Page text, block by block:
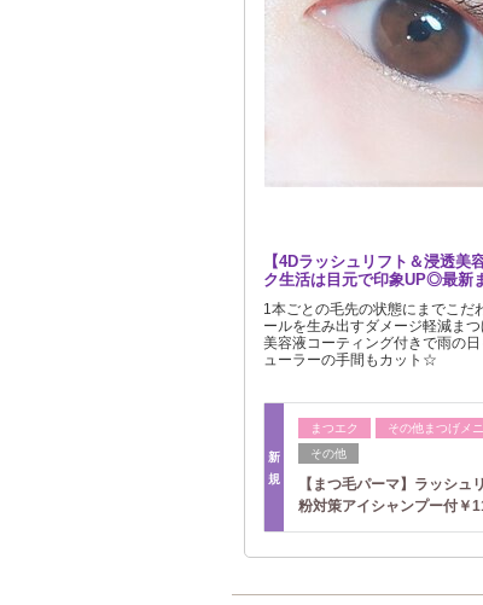
【4Dラッシュリフト＆浸透美
ク生活は目元で印象UP◎最新
1本ごとの毛先の状態にまでこだ
ールを生み出すダメージ軽減ま
美容液コーティング付きで雨の
ューラーの手間もカット☆
新
規
まつエク
その他まつげメ
その他
【まつ毛パーマ】ラッシ
粉対策アイシャンプー付￥